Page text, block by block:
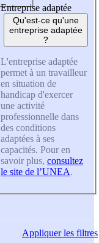
Entreprise adaptée
Qu'est-ce qu'une
entreprise adaptée
?
L'entreprise adaptée
permet à un travailleur
en situation de
handicap d'exercer
une activité
professionnelle dans
des conditions
adaptées à ses
capacités. Pour en
savoir plus, consultez
le site de l’UNEA.
Appliquerles filtres